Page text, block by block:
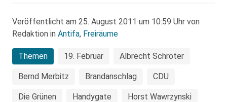
Veröffentlicht am 25. August 2011 um 10:59 Uhr von
Redaktion in Antifa, Freiräume
Themen 19. Februar Albrecht Schröter
Bernd Merbitz Brandanschlag CDU
Die Grünen Handygate Horst Wawrzynski